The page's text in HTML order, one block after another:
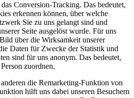
Conversion-Tracking. Das bedeutet,
erkennen können, über welche
Sie zu uns gelangt sind und
Seite ausgelöst wurde. Für uns
über die Wirksamkeit unserer
Daten für Zwecke der Statistik und
sind für uns anonym. Das bedeutet,
zuordnen.
die Remarketing-Funktion von
hilft uns dabei unseren Besuchern